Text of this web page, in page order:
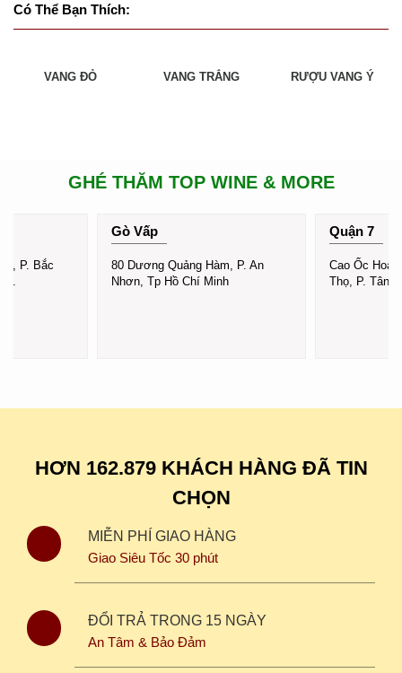
Có Thể Bạn Thích:
VANG ĐỎ VANG TRẮNG RƯỢU VANG Ý
GHÉ THĂM TOP WINE & MORE
P. Bắc
Gò Vấp
80 Dương Quảng Hàm, P. An
Nhơn, Tp Hồ Chí Minh
Quận 7
Cao Ốc
Thọ, P. Tân
HƠN 162.879 KHÁCH HÀNG ĐÃ TIN
CHỌN
MIỄN PHÍ GIAO HÀNG
Giao Siêu Tốc 30 phút
ĐỔI TRẢ TRONG 15 NGÀY
An Tâm & Bảo Đảm